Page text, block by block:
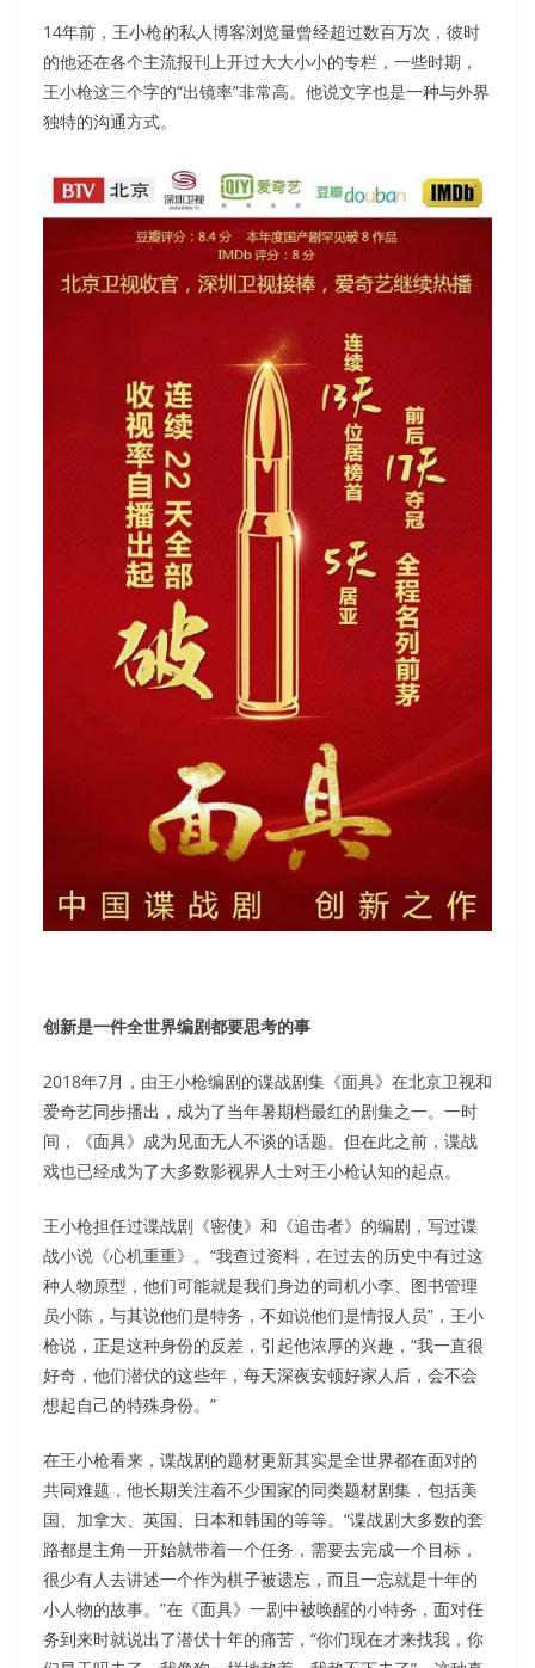
14年前，王小枪的私人博客浏览量曾经超过数百万次，彼时
的他还在各个主流报刊上开过大大小小的专栏，一些时期，
王小枪这三个字的“出镜率”非常高。他说文字也是一种与外界
独特的沟通方式。
创新是一件全世界编剧都要思考的事
2018年7月，由王小枪编剧的谍战剧集《面具》在北京卫视和
爱奇艺同步播出，成为了当年暑期档最红的剧集之一。一时
间，《面具》成为见面无人不谈的话题。但在此之前，谍战
戏也已经成为了大多数影视界人士对王小枪认知的起点。
王小枪担任过谍战剧《密使》和《追击者》的编剧，写过谍
战小说《心机重重》。“我查过资料，在过去的历史中有过这
种人物原型，他们可能就是我们身边的司机小李、图书管理
员小陈，与其说他们是特务，不如说他们是情报人员”，王小
枪说，正是这种身份的反差，引起他浓厚的兴趣，“我一直很
好奇，他们潜伏的这些年，每天深夜安顿好家人后，会不会
想起自己的特殊身份。”
在王小枪看来，谍战剧的题材更新其实是全世界都在面对的
共同难题，他长期关注着不少国家的同类题材剧集，包括美
国、加拿大、英国、日本和韩国的等等。“谍战剧大多数的套
路都是主角一开始就带着一个任务，需要去完成一个目标，
很少有人去讲述一个作为棋子被遗忘，而且一忘就是十年的
小人物的故事。”在《面具》一剧中被唤醒的小特务，面对任
务到来时就说出了潜伏十年的痛苦，“你们现在才来找我，你